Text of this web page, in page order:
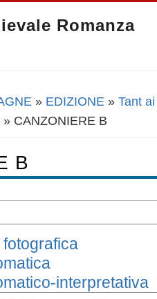
Romanza
» EDIZIONE » Tant
» CANZONIERE B
B
interpretativa